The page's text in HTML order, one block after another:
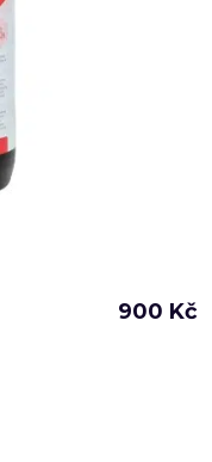
900 Kč